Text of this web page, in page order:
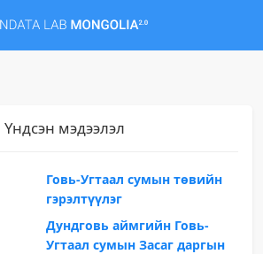
Үндсэн мэдээлэл
Говь-Угтаал сумын төвийн
гэрэлтүүлэг
Дундговь аймгийн Говь-
Угтаал сумын Засаг даргын